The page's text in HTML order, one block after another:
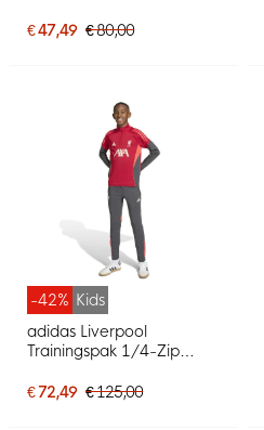
€ 47,49 € 80,00
-42% Kids
adidas Liverpool
Trainingspak 1/4-Zip
Grijs Zilver
€ 72,49 € 125,00